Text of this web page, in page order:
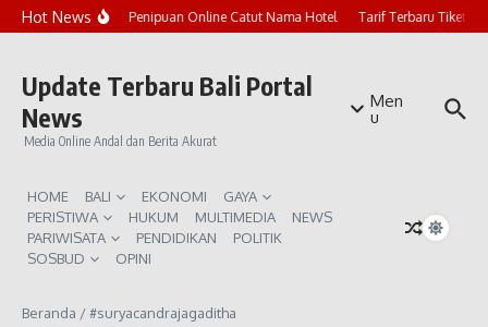
Lewati ke konten
Hot NewsMarak Penipuan Online Catut Nama Hotel Tarif Terbaru Tiket
Update Terbaru Bali Portal
News
Media Online Andal dan Berita Akurat
Men
u
HOME BALI EKONOMI
GAYA
PERISTIWA
HUKUM MULTIMEDIA
NEWS
PARIWISATA
PENDIDIKAN
POLITIK
SOSBUD
OPINI
Beranda /#suryacandrajagaditha